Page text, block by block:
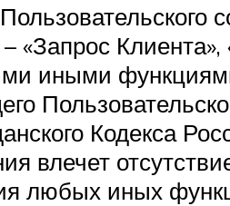
«Запрос Клиента»,
иными
Кодекса
влечет
любых иных